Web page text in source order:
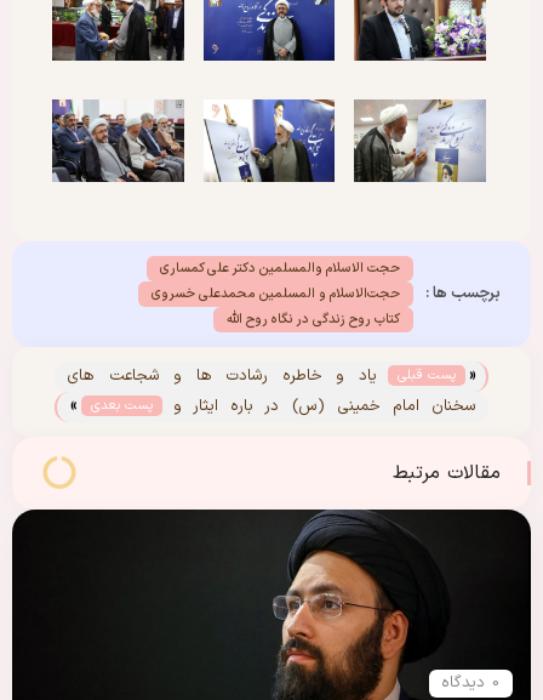
برچسب ها :
حجت الاسلام والمسلمین دکتر علی کمساری
حجت‌الاسلام‌ و المسلمین محمدعلی خسروی
کتاب روح زندگی در نگاه روح الله
« پست قبلی
یاد و خاطره رشادت ها و شجاعت های
دلیرمردان هشت سال دفاع مقدس گرامی باد.
سخنان امام خمینی (س) در باره ایثار و
پست بعدی »
مقالات مرتبط
0 دیدگاه